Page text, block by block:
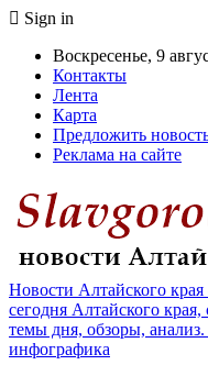
Sign in
Воскресенье, 9
Контакты
Лента
Карта
Предложить
Реклама на сайте
Новости Алтайского
сегодня Алтайского
темы дня, обзоры,
инфографика